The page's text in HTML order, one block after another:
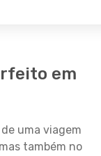
em
uma viagem
também no